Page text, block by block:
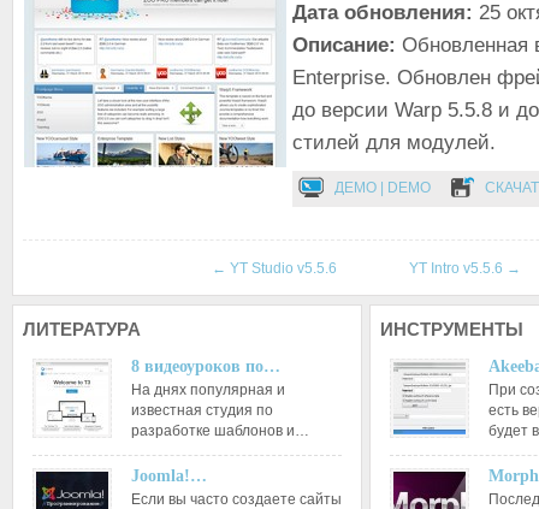
Дата обновления: 25
Описание: Обновленная
Enterprise. Обновлен
до версии Warp 5.5.8 и
стилей для модулей.
ДЕМО | DEMO
← YT Studio v5.5.6 YT Intro v5.5.6 →
ЛИТЕРАТУРА
8 видеоуроков по…
На днях популярная и
известная студия по
разработке шаблонов и…
Joomla!…
Если вы часто создаете сайты
ИНСТРУМЕНТЫ
При
есть
будет